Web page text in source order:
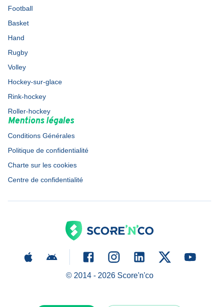
Football
Basket
Hand
Rugby
Volley
Hockey-sur-glace
Rink-hockey
Roller-hockey
Mentions légales
Conditions Générales
Politique de confidentialité
Charte sur les cookies
Centre de confidentialité
© 2014 - 2026Score'n'co